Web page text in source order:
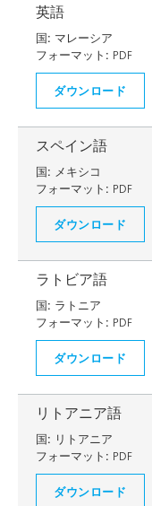
英語
国: マレーシア
フォーマット: PDF
ダウンロード
スペイン語
国: メキシコ
フォーマット: PDF
ダウンロード
ラトビア語
国: ラトニア
フォーマット: PDF
ダウンロード
リトアニア語
国: リトアニア
フォーマット: PDF
ダウンロード